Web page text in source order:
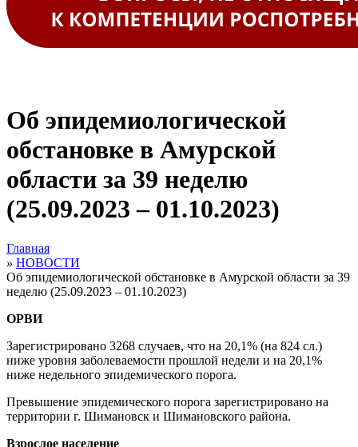
Об эпидемиологической
обстановке в Амурской
области за 39 неделю
(25.09.2023 – 01.10.2023)
Главная
» НОВОСТИ
Об эпидемиологической обстановке в Амурской области за 39
неделю (25.09.2023 – 01.10.2023)
ОРВИ
Зарегистрировано 3268 случаев, что на 20,1% (на 824 сл.)
ниже уровня заболеваемости прошлой недели и на 20,1%
ниже недельного эпидемического порога.
Превышение эпидемического порога зарегистрировано на
территории г. Шимановск и Шимановского района.
Взрослое население